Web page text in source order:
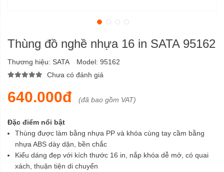
Thùng đồ nghề nhựa 16 in SATA 95162
Thương hiệu: SATA Model: 95162
Chưa có đánh giá
640.000đ (đã bao gồm VAT)
Đặc điểm nổi bật
Thùng được làm bằng nhựa PP và khóa cùng tay cầm bằng
nhựa ABS dày dặn, bền chắc
Kiểu dáng đẹp với kích thước 16 in, nắp khóa dễ mở, có quai
xách, thuận tiện di chuyển